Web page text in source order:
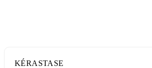
KÉRASTASE